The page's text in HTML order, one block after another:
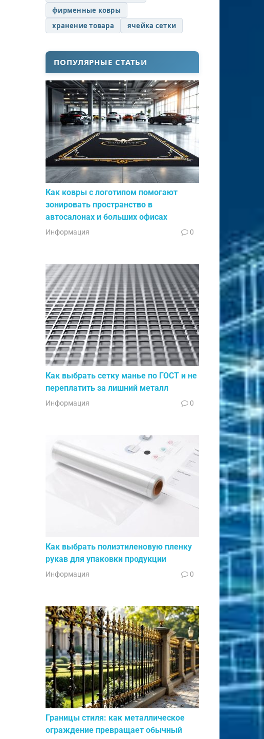
фирменные ковры
хранение товара
ячейка сетки
ПОПУЛЯРНЫЕ СТАТЬИ
Как ковры с логотипом помогают
зонировать пространство в
автосалонах и больших офисах
Информация 0
Как выбрать сетку манье по ГОСТ и не
переплатить за лишний металл
Информация 0
Как выбрать полиэтиленовую пленку
рукав для упаковки продукции
Информация 0
Границы стиля: как металлическое
ограждение превращает обычный